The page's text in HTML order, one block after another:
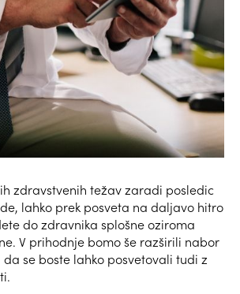
zdravstvenih težav zaradi posledic
lahko prek posveta na daljavo hitro
do zdravnika splošne oziroma
V prihodnje bomo še razširili nabor
se boste lahko posvetovali tudi z